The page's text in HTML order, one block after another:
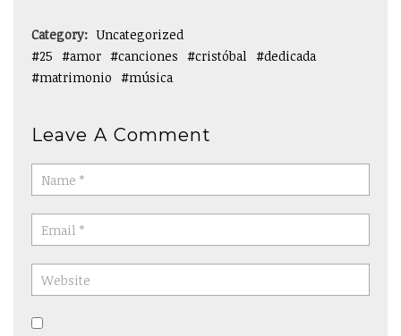
Category: Uncategorized
25
amor canciones cristóbal
dedicada
matrimonio
música
Leave A Comment